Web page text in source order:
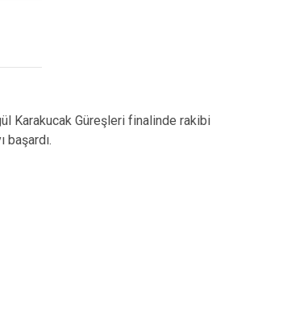
Karakucak Güreşleri finalinde rakibi
başardı.